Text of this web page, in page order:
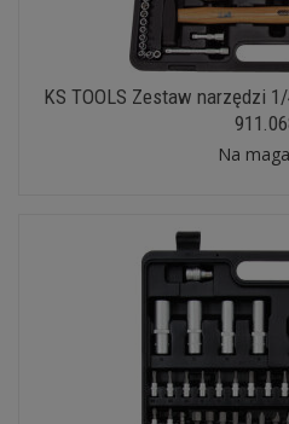
KS TOOLS Zestaw narzędzi
Na